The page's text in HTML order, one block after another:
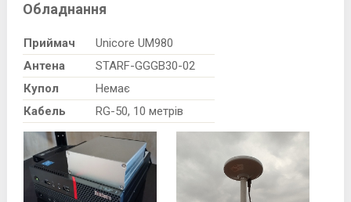
Обладнання
Приймач
Unicore UM980
Антена
STARF-GGGB30-02
Купол
Немає
Кабель
RG-50, 10 метрів